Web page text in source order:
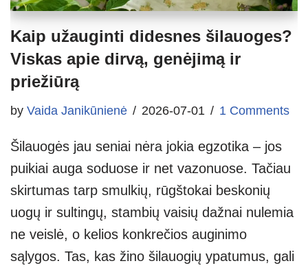
Kaip užauginti didesnes šilauoges?
Viskas apie dirvą, genėjimą ir
priežiūrą
by Vaida Janikūnienė 2026-07-01 1 Comments
Šilauogės jau seniai nėra jokia egzotika – jos
puikiai auga soduose ir net vazonuose. Tačiau
skirtumas tarp smulkių, rūgštokai beskonių
uogų ir sultingų, stambių vaisių dažnai nulemia
ne veislė, o kelios konkrečios auginimo
sąlygos. Tas, kas žino šilauogių ypatumus, gali